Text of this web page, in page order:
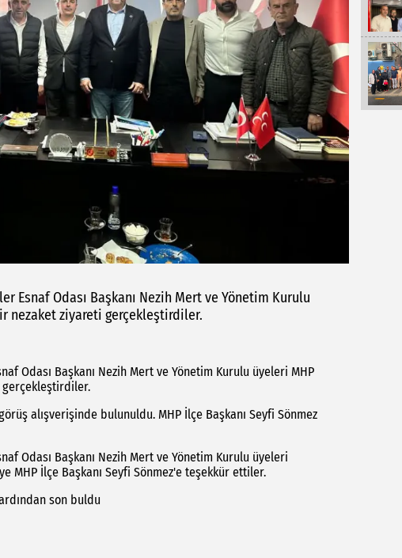
Esnaf Odası Başkanı Nezih Mert ve Yönetim Kurulu
nezaket ziyareti gerçekleştirdiler.
Odası Başkanı Nezih Mert ve Yönetim Kurulu üyeleri MHP
gerçekleştirdiler.
alışverişinde bulunuldu. MHP İlçe Başkanı Seyfi Sönmez
Odası Başkanı Nezih Mert ve Yönetim Kurulu üyeleri
İlçe Başkanı Seyfi Sönmez'e teşekkür ettiler.
son buldu